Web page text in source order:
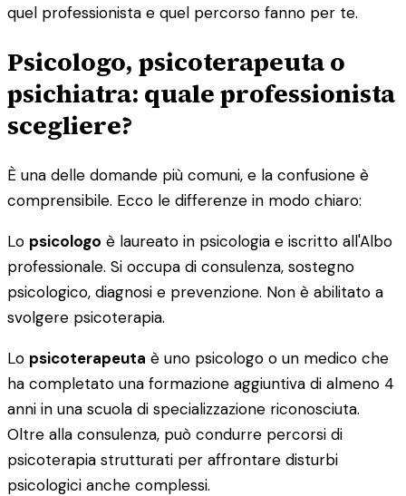
quel professionista e quel percorso fanno per te.
Psicologo, psicoterapeuta o
psichiatra: quale professionista
scegliere?
È una delle domande più comuni, e la confusione è
comprensibile. Ecco le differenze in modo chiaro:
Lo psicologo è laureato in psicologia e iscritto all'Albo
professionale. Si occupa di consulenza, sostegno
psicologico, diagnosi e prevenzione. Non è abilitato a
svolgere psicoterapia.
Lo psicoterapeuta è uno psicologo o un medico che
ha completato una formazione aggiuntiva di almeno 4
anni in una scuola di specializzazione riconosciuta.
Oltre alla consulenza, può condurre percorsi di
psicoterapia strutturati per affrontare disturbi
psicologici anche complessi.